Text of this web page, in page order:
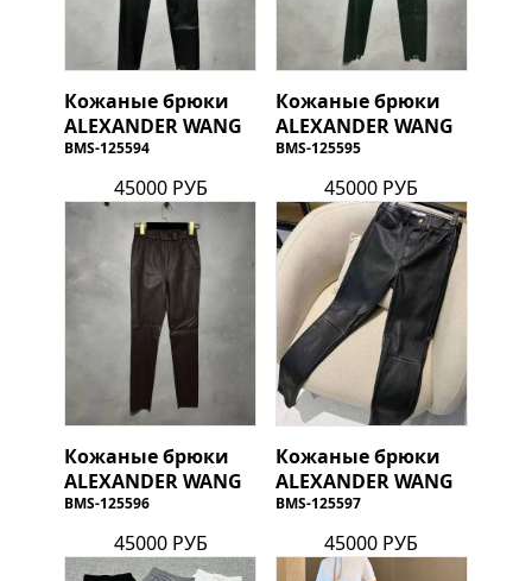
Кожаные брюки
ALEXANDER WANG
BMS-125594
45000 РУБ
Кожаные брюки
ALEXANDER WANG
BMS-125595
45000 РУБ
Кожаные брюки
ALEXANDER WANG
BMS-125596
45000 РУБ
Кожаные брюки
ALEXANDER WANG
BMS-125597
45000 РУБ